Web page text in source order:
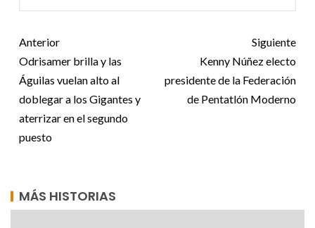
Anterior
Odrisamer brilla y las
Águilas vuelan alto al
doblegar a los Gigantes y
aterrizar en el segundo
puesto
Siguiente
Kenny Núñez electo
presidente de la Federación
de Pentatlón Moderno
MÁS HISTORIAS